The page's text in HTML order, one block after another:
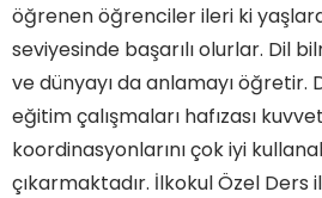
öğrenen öğrenciler ileri ki
seviyesinde başarılı olurlar. Dil
ve dünyayı da anlamayı öğretir.
eğitim çalışmaları hafızası
koordinasyonlarını çok iyi
çıkarmaktadır. İlkokul Özel